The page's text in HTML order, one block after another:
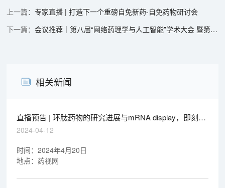
专家直播 | 打造下一个重磅自免新药-自免药物研讨会
会议推荐｜第八届“网络药理学与人工智能”学术大会 暨第四届“中医药大数据和人工智能＂上海论坛首届数智中药青年科学家创新转化论坛
相关新闻
直播预告 | 环肽药物的研究进展与mRNA display，即刻免
费报名
2024-04-12
时间：2024年4月20日
地点：药视网